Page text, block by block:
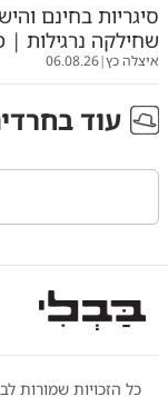
סיגריות בחינם
שחילקה נרגילות |
איצלה כץ|
06.08.26
עוד ב
כל הזכויות שמורות